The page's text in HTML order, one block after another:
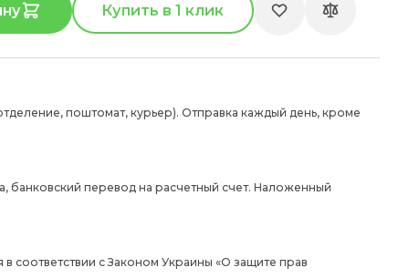
Купить в 1 клик
поштомат, курьер). Отправка каждый день, кроме
банковский перевод на расчетный счет. Наложенный
соответствии с Законом Украины «О защите прав